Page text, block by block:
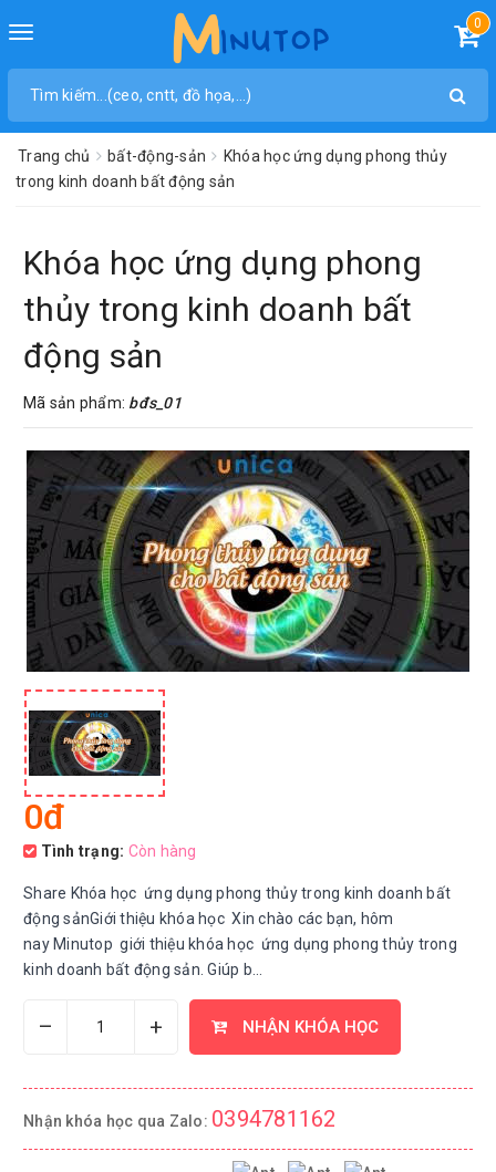
Toggle
0
Trang chủ bất-động-sản
Khóa học ứng dụng phong thủy
trong kinh doanh bất động sản
Khóa học ứng dụng phong
thủy trong kinh doanh bất
động sản
Mã sản phẩm: bđs_01
0đ
Tình trạng: Còn hàng
Share Khóa học ứng dụng phong thủy trong kinh doanh bất
động sảnGiới thiệu khóa học Xin chào các bạn, hôm
nay Minutop giới thiệu khóa học ứng dụng phong thủy trong
kinh doanh bất động sản. Giúp b...
– + NHẬN KHÓA HỌC
Nhận khóa học qua Zalo: 0394781162